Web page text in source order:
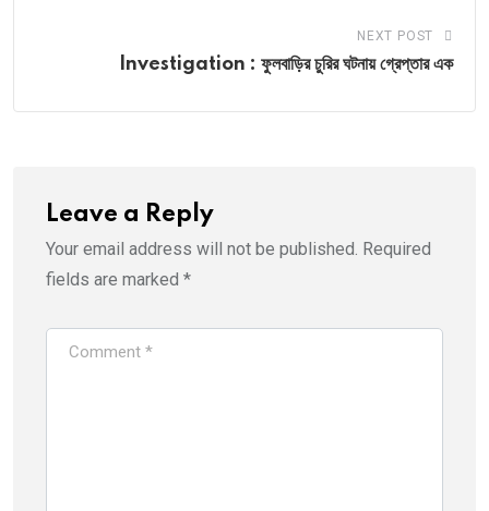
NEXT POST
Investigation : ফুলবাড়ির চুরির ঘটনায় গ্রেপ্তার এক
Leave a Reply
Your email address will not be published. Required
fields are marked *